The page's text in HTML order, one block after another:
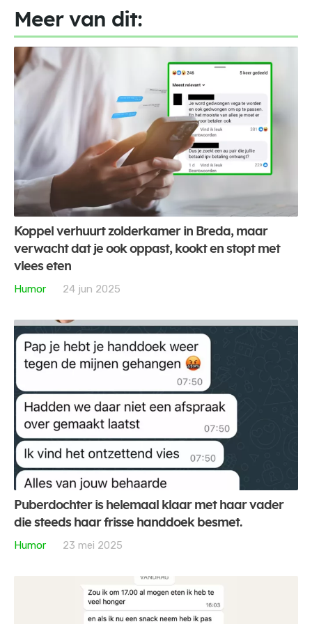
Meer van dit:
Koppel verhuurt zolderkamer in Breda, maar
verwacht dat je ook oppast, kookt en stopt met
vlees eten
Humor
24 jun 2025
Puberdochter is helemaal klaar met haar vader
die steeds haar frisse handdoek besmet.
Humor
23 mei 2025